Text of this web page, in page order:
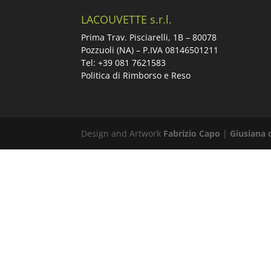
LACOUVETTE s.r.l.
Prima Trav. Pisciarelli, 1B –80078
Pozzuoli (NA) – P.IVA 08146501211
Tel: +39 081 7621583
Politica di Rimborso e Reso
Design and Artwork Fabrizio Capo | Giusiana